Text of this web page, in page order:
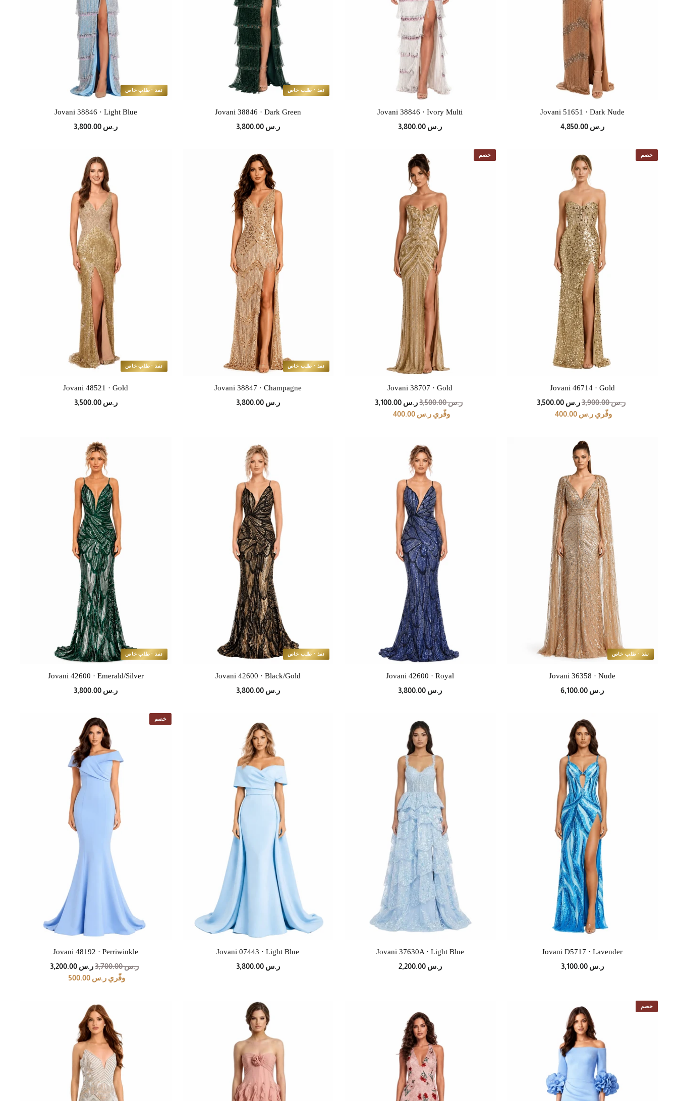
Jovani 51651 · Dark Nude
ر.س 4,850.00
Jovani 38846 · Ivory Multi
ر.س 3,800.00
نفذ · طلب خاص
Jovani 38846 · Dark Green
ر.س 3,800.00
نفذ · طلب خاص
Jovani 38846 · Light Blue
ر.س 3,800.00
خصم
Jovani 46714 · Gold
السعر
الأصلي
ر.س 3,900.00
سعر
العرض
ر.س 3,500.00
وفّري ر.س 400.00
خصم
Jovani 38707 · Gold
السعر
الأصلي
ر.س 3,500.00
سعر
العرض
ر.س 3,100.00
وفّري ر.س 400.00
نفذ · طلب خاص
Jovani 38847 · Champagne
ر.س 3,800.00
نفذ · طلب خاص
Jovani 48521 · Gold
ر.س 3,500.00
نفذ · طلب خاص
Jovani 36358 · Nude
ر.س 6,100.00
Jovani 42600 · Royal
ر.س 3,800.00
نفذ · طلب خاص
Jovani 42600 · Black/Gold
ر.س 3,800.00
نفذ · طلب خاص
Jovani 42600 · Emerald/Silver
ر.س 3,800.00
Jovani D5717 · Lavender
ر.س 3,100.00
Jovani 37630A · Light Blue
ر.س 2,200.00
Jovani 07443 · Light Blue
ر.س 3,800.00
خصم
Jovani 48192 · Perriwinkle
السعر
الأصلي
ر.س 3,700.00
سعر
العرض
ر.س 3,200.00
وفّري ر.س 500.00
خصم